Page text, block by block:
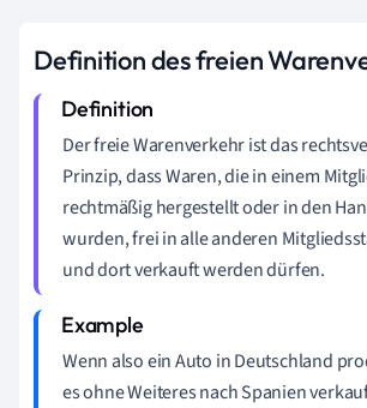
Definition des freien
Der freie Warenverkehr ist das
Prinzip, dass Waren, die in einem
rechtmäßig hergestellt oder in den
wurden, frei in alle anderen
und dort verkauft werden dürfen.
Wenn also ein Auto in Deutschland
es ohne Weiteres nach Spanien